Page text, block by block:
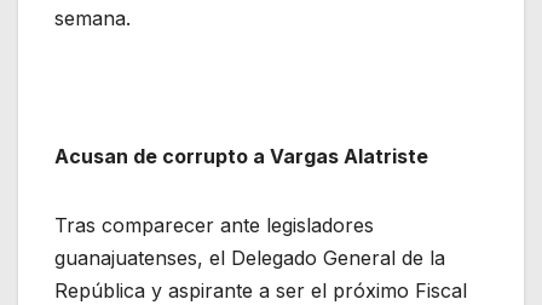
semana.
Acusan de corrupto a Vargas Alatriste
Tras comparecer ante legisladores
guanajuatenses, el Delegado General de la
República y aspirante a ser el próximo Fiscal